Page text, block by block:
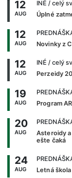
12
AUG
INÉ / celý
Úplné
12
AUG
Novinky z
12
AUG
INÉ / celý
Perzeidy
19
AUG
Program
20
AUG
Asteroidy
ešte čaká
24
AUG
Letná